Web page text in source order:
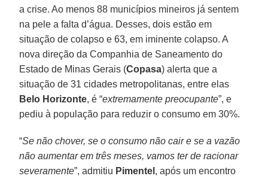
a crise. Ao menos 88 municípios mineiros já sentem
na pele a falta d’água. Desses, dois estão em
situação de colapso e 63, em iminente colapso. A
nova direção da Companhia de Saneamento do
Estado de Minas Gerais (Copasa) alerta que a
situação de 31 cidades metropolitanas, entre elas
Belo Horizonte, é “extremamente preocupante”, e
pediu à população para reduzir o consumo em 30%.
“Se não chover, se o consumo não cair e se a vazão
não aumentar em três meses, vamos ter de racionar
severamente”, admitiu Pimentel , após um encontro